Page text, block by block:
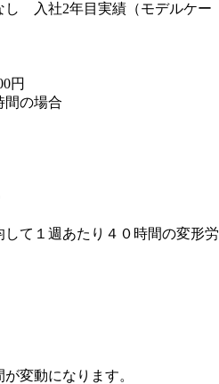
入社2年目実績（モデルケー
円
間の場合
て１週あたり４０時間の変形労
変動になります。